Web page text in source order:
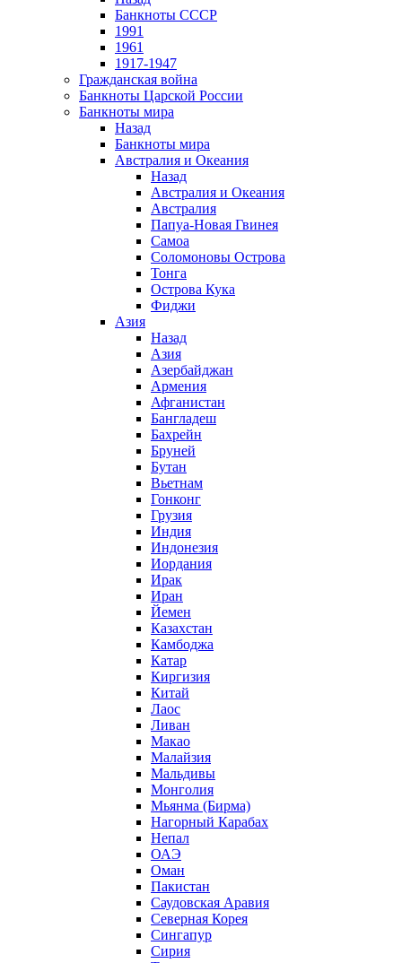
Банкноты СССР
1991
1961
1917-1947
Гражданская война
Банкноты Царской России
Банкноты мира
Назад
Банкноты мира
Австралия и Океания
Назад
Австралия и Океания
Австралия
Папуа-Новая Гвинея
Самоа
Соломоновы Острова
Тонга
Острова Кука
Фиджи
Азия
Назад
Азия
Азербайджан
Армения
Афганистан
Бангладеш
Бахрейн
Бруней
Бутан
Вьетнам
Гонконг
Грузия
Индия
Индонезия
Иордания
Ирак
Иран
Йемен
Казахстан
Камбоджа
Катар
Киргизия
Китай
Лаос
Ливан
Макао
Малайзия
Мальдивы
Монголия
Мьянма (Бирма)
Нагорный Карабах
Непал
ОАЭ
Оман
Пакистан
Саудовская Аравия
Северная Корея
Сингапур
Сирия